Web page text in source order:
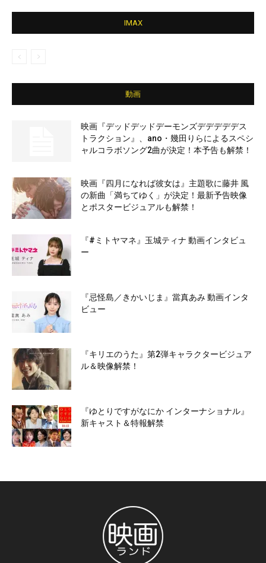
IMAX
動画
映画『デッドデッドデーモンズデデデデデス
トラクション』、ano・幾田りらによるスペシ
ャルコラボソング2曲が決定！本予告も解禁！
映画『四月になれば彼女は』主題歌に藤井 風
の新曲「満ちてゆく」が決定！最新予告映像
とポスタービジュアルも解禁！
『#ミトヤマネ』玉城ティナ 動画インタビュ
ー
『忌怪島／きかいじま』當真あみ 動画インタ
ビュー
『キリエのうた』第2弾キャラクタービジュア
ル＆映像解禁！
『ゆとりですがなにか インターナショナル』
新キャスト＆特報解禁